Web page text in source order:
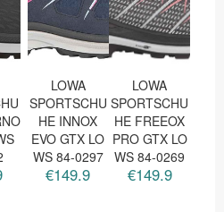
LOWA
SPORTSCHU
HE INNOX
EVO GTX LO
WS 84-0297
€149.9
LOWA
SPORTSCHU
HE FREEOX
PRO GTX LO
WS 84-0269
€149.9